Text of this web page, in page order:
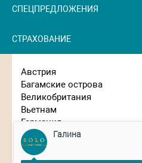
СПЕЦПРЕДЛОЖЕНИЯ
СТРАХОВАНИЕ
Австрия
Багамские острова
Великобритания
Вьетнам
Германия
Гонконг
Греция
Израиль
Галина